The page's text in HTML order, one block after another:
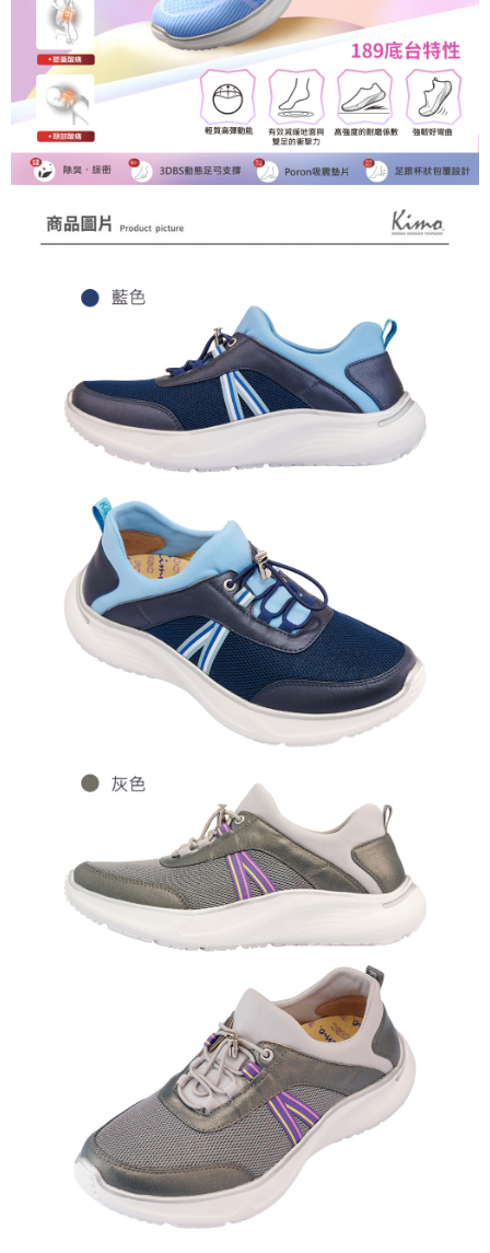
料，請勿選用本服務。